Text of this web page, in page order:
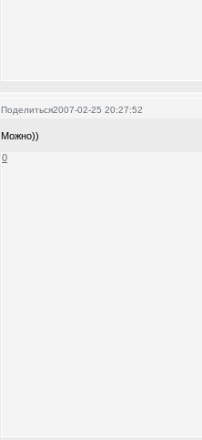
Поделиться2007-02-25 20:27:52
Можно))
0